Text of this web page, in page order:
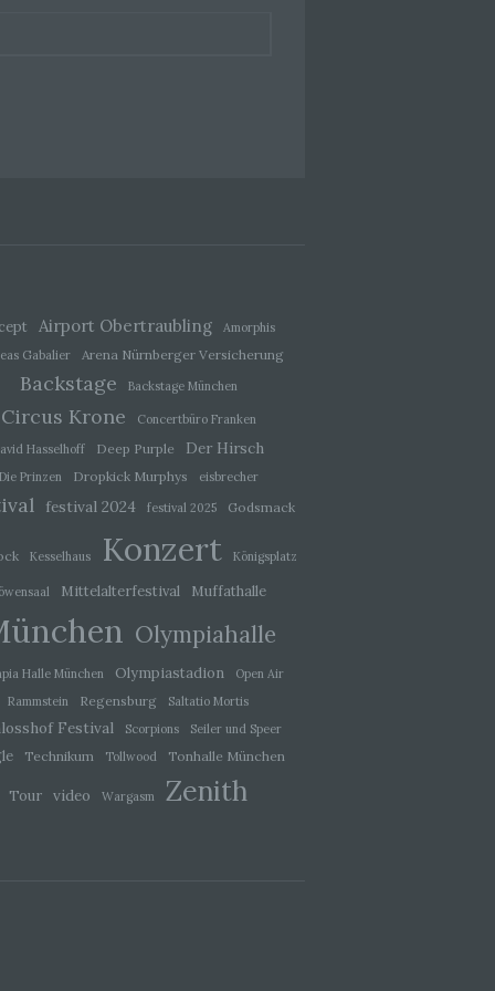
Airport Obertraubling
Amorphis
Gabalier
Arena Nürnberger Versicherung
Backstage Backstage München
Circus Krone
Concertbüro Franken
Hasselhoff
Deep Purple Der Hirsch
Die Prinzen Dropkick Murphys eisbrecher
festival 2024 festival 2025 Godsmack
Kesselhaus Konzert Königsplatz
Mittelalterfestival Muffathalle
Olympiahalle
Halle München Olympiastadion
Open Air
Rammstein
Regensburg Saltatio Mortis
Festival Scorpions Seiler und Speer
Technikum Tollwood Tonhalle München
Tour video Wargasm Zenith
einer